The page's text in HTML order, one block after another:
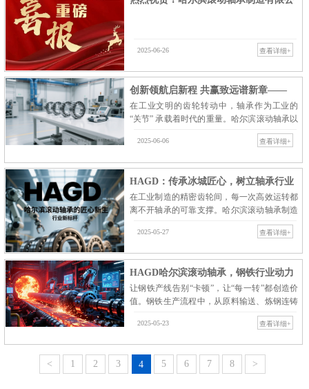
2025-06-26 查看详细+
创新领航启新程 共赢致远谱新章——
哈尔滨滚动轴承…
在工业文明的齿轮转动中，轴承作为工业的
“关节” 承载着时代的重量。哈尔滨滚动轴承以
超越传统的视野重塑行业价值，更以开放包容
的姿态携手上下游……
2025-06-06 查看详细+
HAGD：传承冰城匠心，树立轴承行业
新标杆
在工业制造的精密齿轮间，每一次高效运转都
离不开轴承的可靠支撑。哈尔滨滚动轴承制造
有限公司【HAGD】以“新品牌老匠心”为核心
理念，依托哈尔滨百……
2025-05-27 查看详细+
HAGD哈尔滨滚动轴承，钢铁行业动力
守护者
让钢铁产线告别“卡顿”，让“每一转”都创造价
值。钢铁生产流程中，从原料输送、炼钢连铸
到轧制成型，设备需承受极端工况挑战：高温
炉辊轴承需耐受……
2025-05-23 查看详细+
< 1 2 3 4 5 6 7 8 >